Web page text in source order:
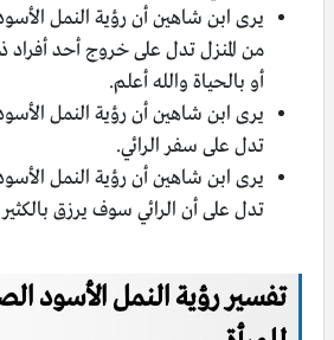
يرى ابن شاهين أن رؤية النمل
من المنزل تدل على خروج أحد أفراد
أو بالحياة والله أعلم.
يرى ابن شاهين أن رؤية النمل
تدل على سفر الرائي.
يرى ابن شاهين أن رؤية النمل
تدل على أن الرائي سوف يرزق
تفسير رؤية النمل الأسود